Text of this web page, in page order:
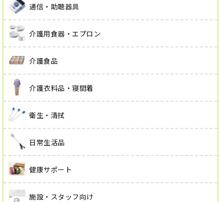
通信・助聴器具
介護用食器・エプロン
介護食品
介護衣料品・寝間着
衛生・清拭
日常生活品
健康サポート
施設・スタッフ向け